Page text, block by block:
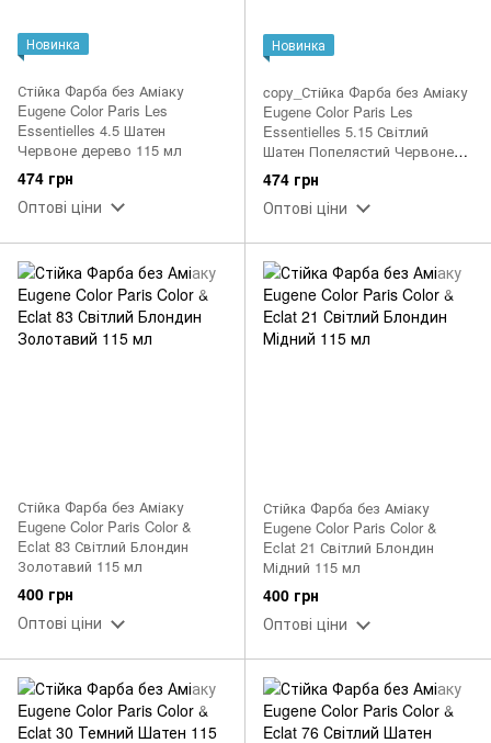
Новинка
Стійка Фарба без Аміаку
Eugene Color Paris Les
Essentielles 4.5 Шатен
Червоне дерево 115 мл
474 грн
Оптові ціни
Новинка
copy_Стійка Фарба без Аміаку
Eugene Color Paris Les
Essentielles 5.15 Світлий
Шатен Попелястий Червоне
дерево 115 мл
474 грн
Оптові ціни
Стійка Фарба без Аміаку
Eugene Color Paris Color &
Eclat 83 Світлий Блондин
Золотавий 115 мл
400 грн
Оптові ціни
Стійка Фарба без Аміаку
Eugene Color Paris Color &
Eclat 21 Світлий Блондин
Мідний 115 мл
400 грн
Оптові ціни